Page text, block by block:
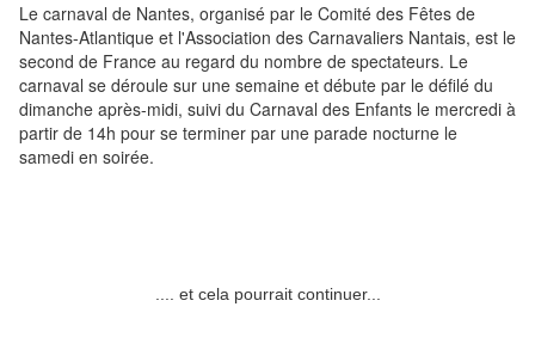
Le carnaval de Nantes, organisé par le Comité des Fêtes de
Nantes-Atlantique et l'Association des Carnavaliers Nantais, est le
second de France au regard du nombre de spectateurs. Le
carnaval se déroule sur une semaine et débute par le défilé du
dimanche après-midi, suivi du Carnaval des Enfants le mercredi à
partir de 14h pour se terminer par une parade nocturne le
samedi en soirée.
.... et cela pourrait continuer...